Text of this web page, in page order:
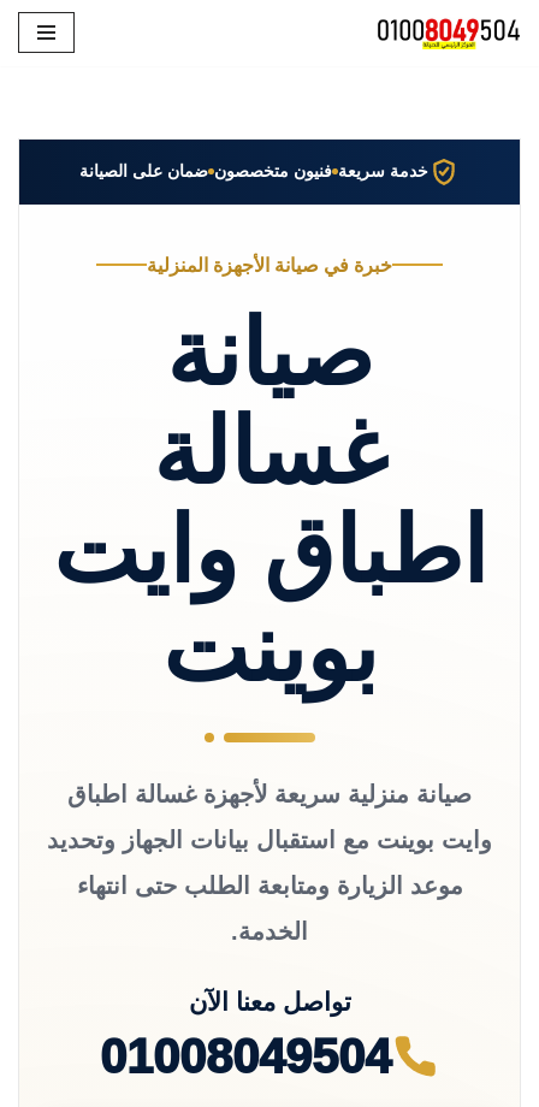
خدمة سريعة فنيون متخصصون ضمان على الصيانة
خبرة في صيانة الأجهزة المنزلية
صيانة
غسالة
اطباق وايت
بوينت
صيانة منزلية سريعة لأجهزة غسالة اطباق
وايت بوينت مع استقبال بيانات الجهاز وتحديد
موعد الزيارة ومتابعة الطلب حتى انتهاء
الخدمة.
تواصل معنا الآن
01008049504